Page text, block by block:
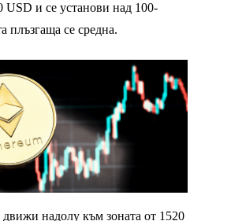
USD и се установи над 100-
плъзгаща се средна.
движи надолу към зоната от 1520